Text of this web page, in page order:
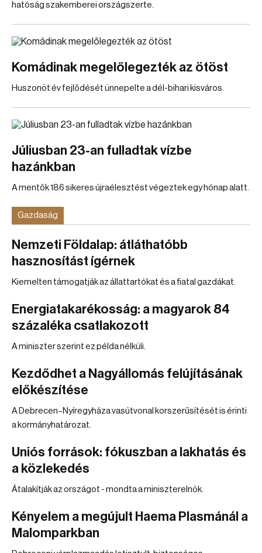
hatóság szakemberei országszerte.
Komádinak megelőlegezték az ötöst
Huszonöt év fejlődését ünnepelte a dél-bihari kisváros.
Júliusban 23-an fulladtak vízbe
hazánkban
A mentők 186 sikeres újraélesztést végeztek egy hónap alatt.
Gazdaság
Nemzeti Földalap: átláthatóbb
hasznosítást ígérnek
Kiemelten támogatják az állattartókat és a fiatal gazdákat.
Energiatakarékosság: a magyarok 84
százaléka csatlakozott
A miniszter szerint ez példa nélküli.
Kezdődhet a Nagyállomás felújításának
előkészítése
A Debrecen–Nyíregyháza vasútvonal korszerűsítését is érinti
a kormányhatározat.
Uniós források: fókuszban a lakhatás és
a közlekedés
Átalakítják az országot - mondta a miniszterelnök.
Kényelem a megújult Haema Plasmánál a
Malomparkban